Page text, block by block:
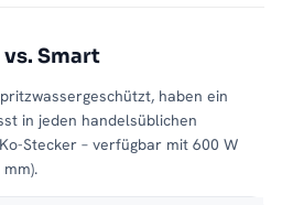
Smart
haben ein
in jeden handelsüblichen
Stecker – verfügbar mit 600 W